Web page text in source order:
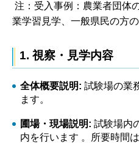
注：受入事例：農業者団体
業学習見学、一般県民の方
1. 視察・見学内容
全体概要説明: 試験場の業
ます。
圃場・現場説明: 試験場内
内を行います 。所要時間